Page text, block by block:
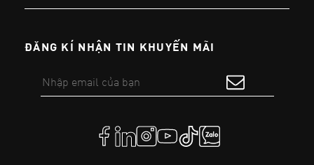
ĐĂNG KÍ NHẬN TIN KHUYẾN MÃI